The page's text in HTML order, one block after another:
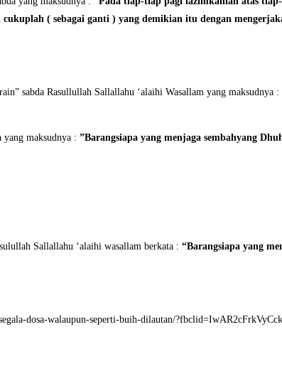
( sebagai ganti ) yang demikian itu dengan
sabda Rasullullah Sallallahu ‘alaihi Wasallam yang maksudnya
maksudnya : ”Barangsiapa yang menjaga sembahyang
Sallallahu ‘alaihi wasallam berkata : “Barangsiapa yang
dosa-walaupun-seperti-buih-dilautan/